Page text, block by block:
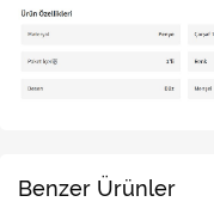
Benzer Ürünler